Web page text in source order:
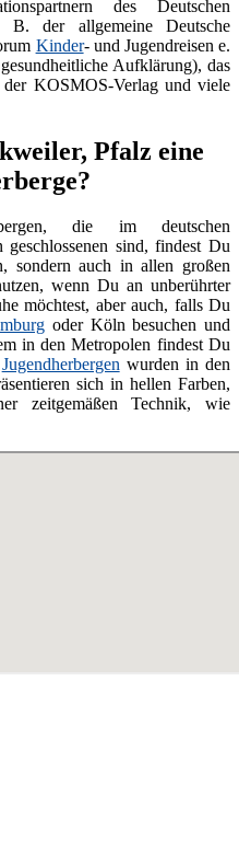
des Deutschen
der allgemeine Deutsche
Kinder- und Jugendreisen e.
Aufklärung), das
KOSMOS-Verlag und viele
Pfalz eine
die im deutschen
geschlossenen sind, findest Du
sondern auch in allen großen
wenn Du an unberührter
möchtest, aber auch, falls Du
oder Köln besuchen und
in den Metropolen findest Du
Jugendherbergenwurden in den
sich in hellen Farben,
zeitgemäßen Technik, wie